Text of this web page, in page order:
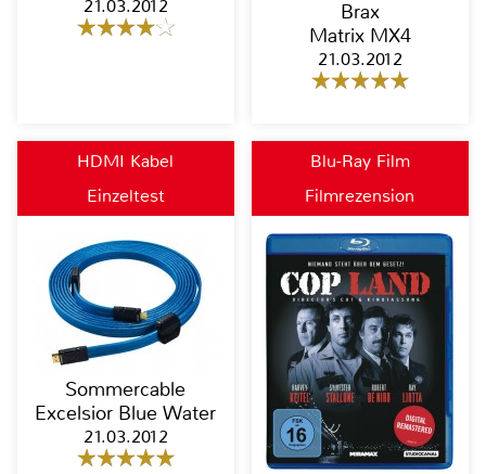
21.03.2012
Brax
Matrix MX4
21.03.2012
HDMI Kabel
Einzeltest
Sommercable
Excelsior Blue Water
21.03.2012
Blu-Ray Film
Filmrezension